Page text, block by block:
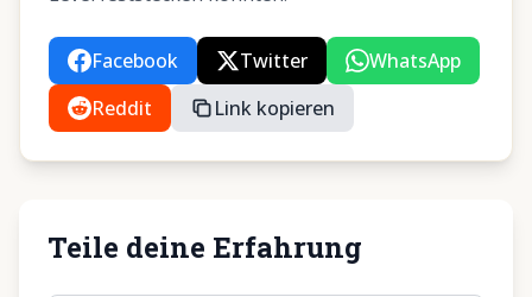
Facebook Twitter
WhatsApp
Reddit
Link kopieren
Teile deine Erfahrung